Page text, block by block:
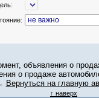
объявления о
о продаже
Вернуться на главную
↑ наверх